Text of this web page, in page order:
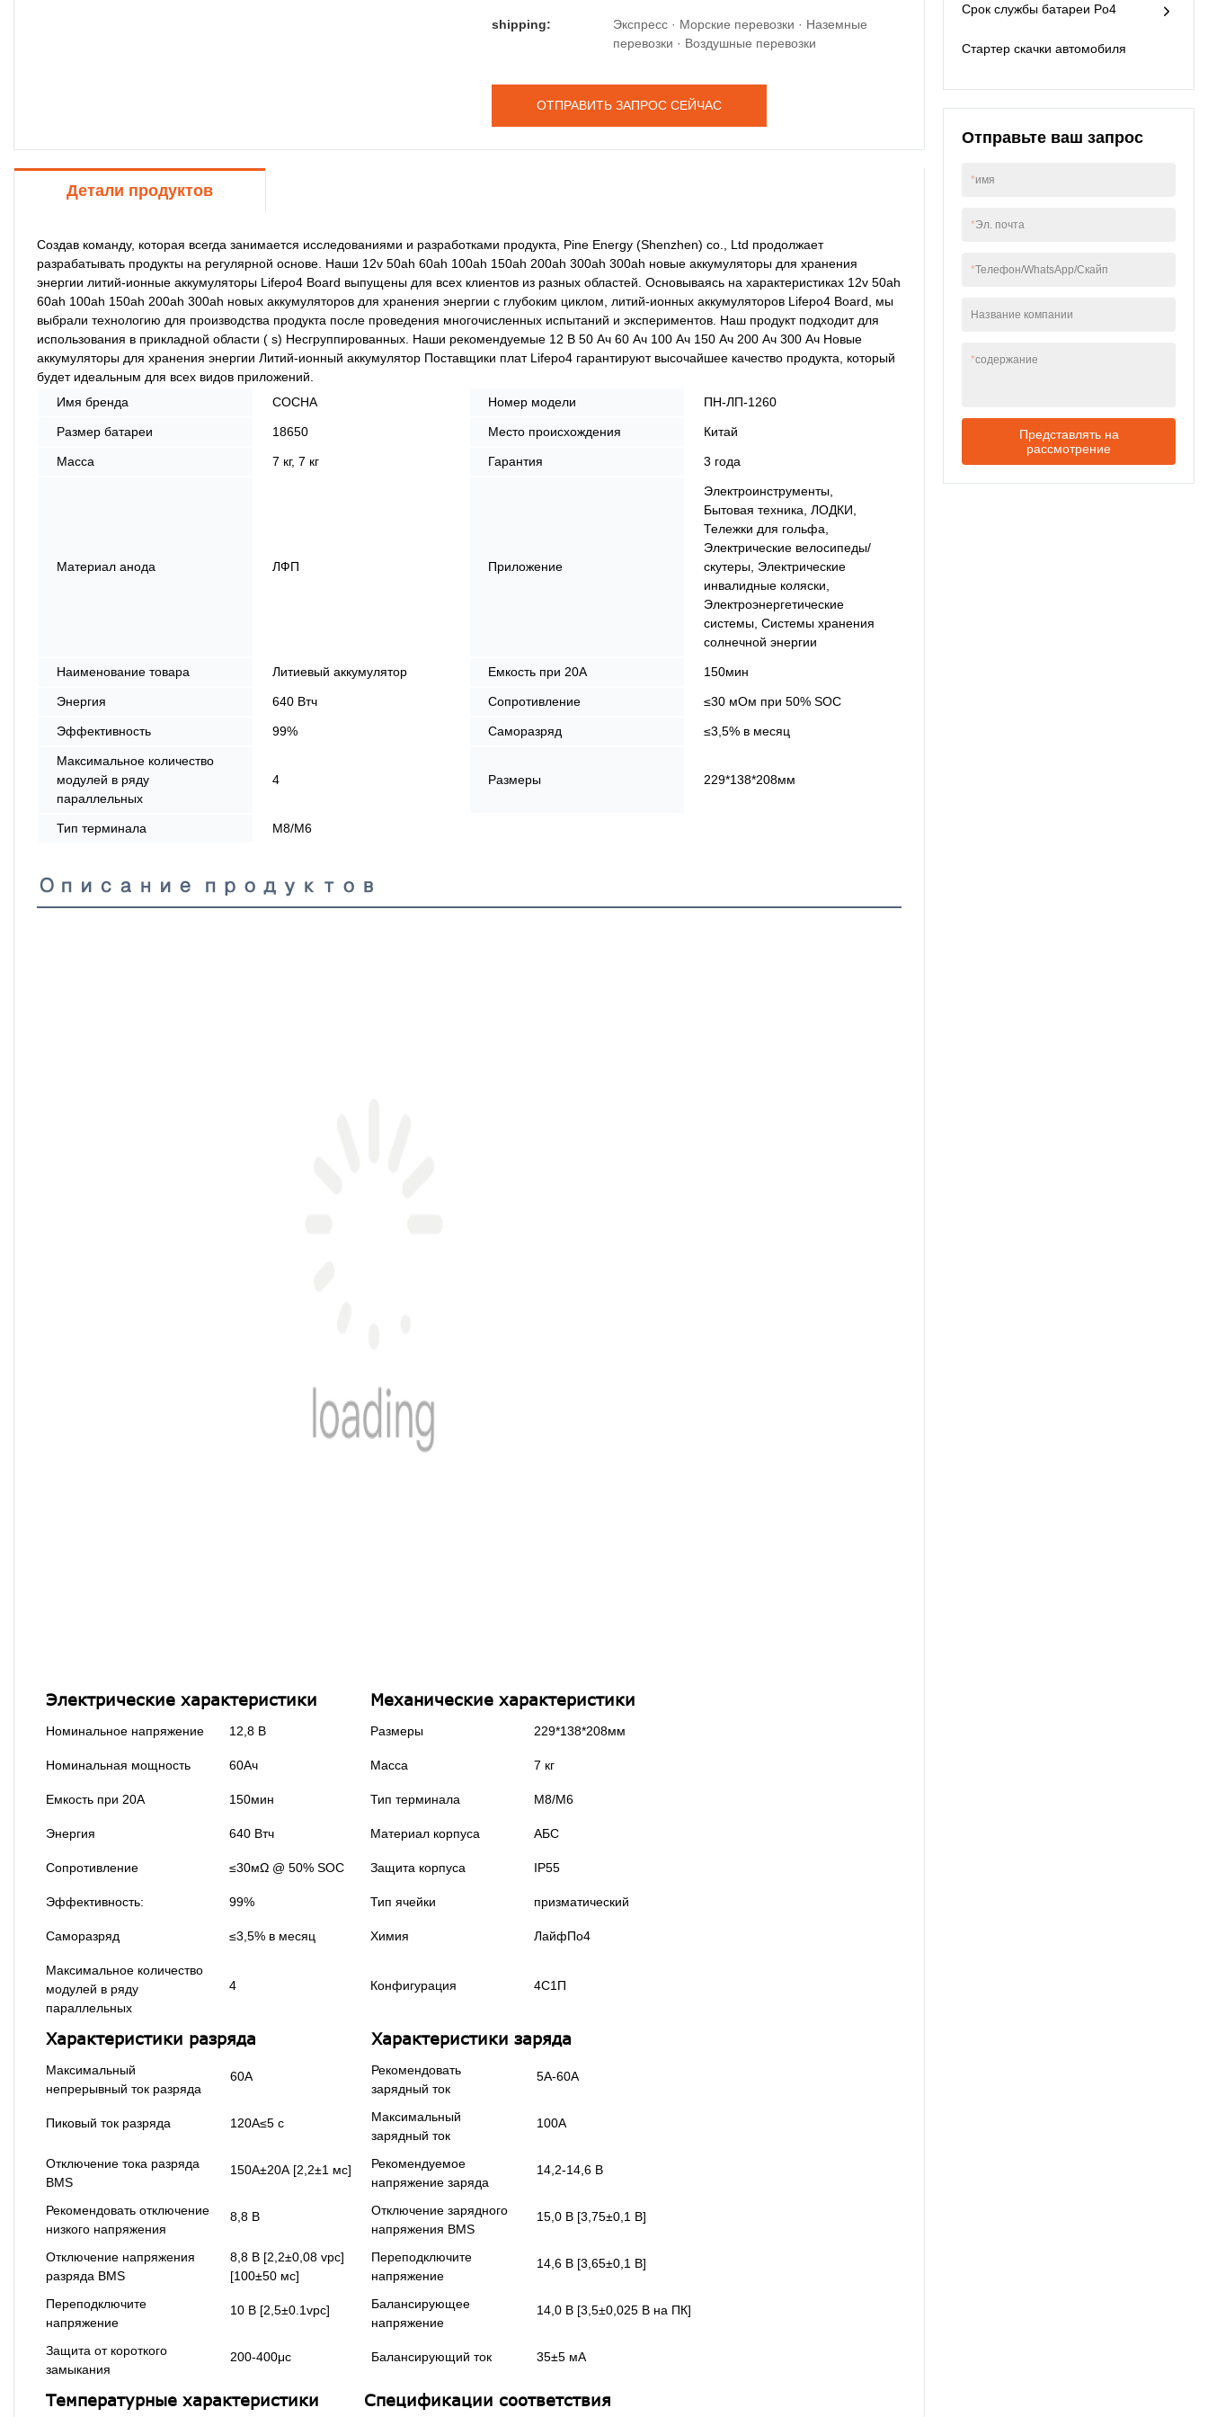
shipping:
Экспресс · Морские перевозки · Наземные
перевозки · Воздушные перевозки
ОТПРАВИТЬ ЗАПРОС СЕЙЧАС
Детали продуктов
Создав команду, которая всегда занимается исследованиями и разработками продукта, Pine Energy (Shenzhen) co., Ltd продолжает
разрабатывать продукты на регулярной основе. Наши 12v 50ah 60ah 100ah 150ah 200ah 300ah 300ah новые аккумуляторы для хранения
энергии литий-ионные аккумуляторы Lifepo4 Board выпущены для всех клиентов из разных областей. Основываясь на характеристиках 12v 50ah
60ah 100ah 150ah 200ah 300ah новых аккумуляторов для хранения энергии с глубоким циклом, литий-ионных аккумуляторов Lifepo4 Board, мы
выбрали технологию для производства продукта после проведения многочисленных испытаний и экспериментов. Наш продукт подходит для
использования в прикладной области ( s) Несгруппированных. Наши рекомендуемые 12 В 50 Ач 60 Ач 100 Ач 150 Ач 200 Ач 300 Ач Новые
аккумуляторы для хранения энергии Литий-ионный аккумулятор Поставщики плат Lifepo4 гарантируют высочайшее качество продукта, который
будет идеальным для всех видов приложений.
Имя бренда
СОСНА Номер модели ПН-ЛП-1260
Размер батареи 18650 Место происхождения Китай
Масса 7 кг, 7 кг Гарантия 3 года
Материал анода ЛФП Приложение
Электроинструменты,
Бытовая техника, ЛОДКИ,
Тележки для гольфа,
Электрические велосипеды/
скутеры, Электрические
инвалидные коляски,
Электроэнергетические
системы, Системы хранения
солнечной энергии
Наименование товара Литиевый аккумулятор Емкость при 20А 150мин
Энергия 640 Втч Сопротивление ≤30 мОм при 50% SOC
Эффективность 99% Саморазряд ≤3,5% в месяц
Максимальное количество
модулей в ряду
параллельных
4 Размеры 229*138*208мм
Тип терминала М8/М6
Описание продуктов
Электрические характеристики Механические характеристики
Номинальное напряжение 12,8 В Размеры 229*138*208мм
Номинальная мощность 60Ач Масса 7 кг
Емкость при 20А 150мин Тип терминала М8/М6
Энергия 640 Втч Материал корпуса АБС
Сопротивление ≤30мΩ @ 50% SOC Защита корпуса IP55
Эффективность: 99% Тип ячейки призматический
Саморазряд ≤3,5% в месяц Химия ЛайфПо4
Максимальное количество
модулей в ряду
параллельных
4 Конфигурация 4С1П
Характеристики разряда Характеристики заряда
Максимальный
непрерывный ток разряда
60А
Рекомендовать
зарядный ток
5А-60А
Пиковый ток разряда 120А≤5 с
Максимальный
зарядный ток
100А
Отключение тока разряда
BMS
150А±20А [2,2±1 мс]
Рекомендуемое
напряжение заряда
14,2-14,6 В
Рекомендовать отключение
низкого напряжения
8,8 В
Отключение зарядного
напряжения BMS
15,0 В [3,75±0,1 В]
Отключение напряжения
разряда BMS
8,8 В [2,2±0,08 vpc]
[100±50 мс]
Переподключите
напряжение
14,6 В [3,65±0,1 В]
Переподключите
напряжение
10 В [2,5±0.1vpc]
Балансирующее
напряжение
14,0 В [3,5±0,025 В на ПК]
Защита от короткого
замыкания
200-400μс Балансирующий ток 35±5 мА
Температурные характеристики Спецификации соответствия
контейнеров для
продукт особенно
Срок службы батареи Po4
Стартер скачки автомобиля
Отправьте ваш запрос
*имя
*Эл. почта
*Телефон/WhatsApp/Скайп
Название компании
*содержание
Представлять на
рассмотрение